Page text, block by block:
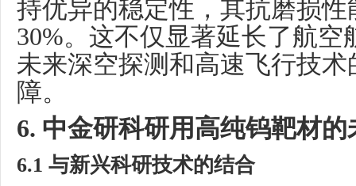
持优异的稳定性，其抗磨损
30%。这不仅显著延长了航
未来深空探测和高速飞行技
障。
6. 中金研科研用高纯钨靶材
6.1 与新兴科研技术的结合